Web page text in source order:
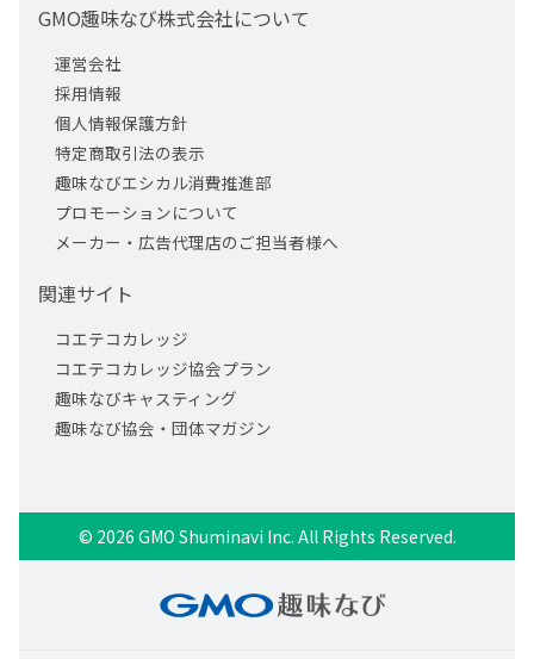
GMO趣味なび株式会社について
運営会社
採用情報
個人情報保護方針
特定商取引法の表示
趣味なびエシカル消費推進部
プロモーションについて
メーカー・広告代理店のご担当者様へ
関連サイト
コエテコカレッジ
コエテコカレッジ協会プラン
趣味なびキャスティング
趣味なび協会・団体マガジン
© 2026 GMO Shuminavi Inc. All Rights Reserved.